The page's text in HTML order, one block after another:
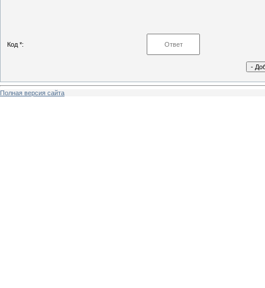
Код *:
Полная версия сайта